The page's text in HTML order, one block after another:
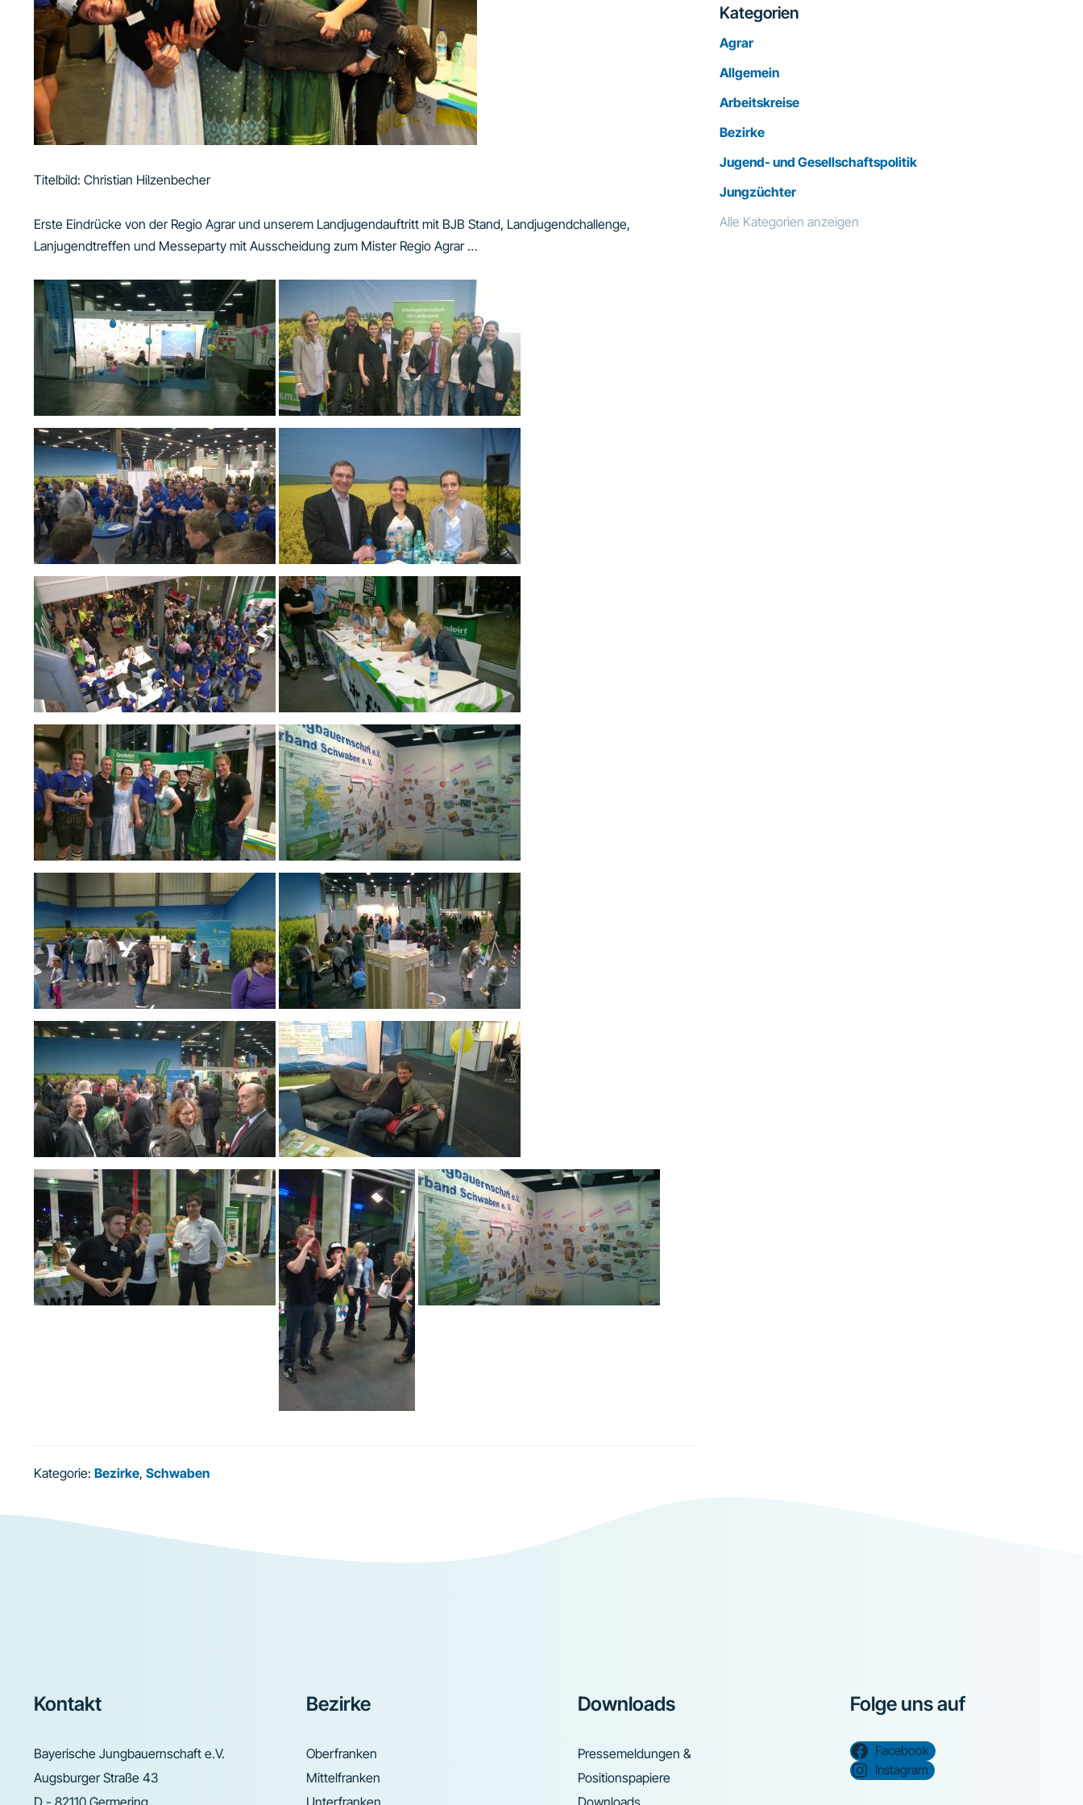
Titelbild: Christian Hilzenbecher
Erste Eindrücke von der Regio Agrar und unserem Landjugendauftritt mit BJB Stand, Landjugendchallenge,
Lanjugendtreffen und Messeparty mit Ausscheidung zum Mister Regio Agrar …
Kategorie: Bezirke, Schwaben
Kategorien
Agrar
Allgemein
Arbeitskreise
Bezirke
Jugend- und Gesellschaftspolitik
Jungzüchter
Alle Kategorien anzeigen
Footer
Kontakt
Bayerische Jungbauernschaft e.V.
Augsburger Straße 43
D - 82110 Germering
Bezirke
Oberfranken
Mittelfranken
Unterfranken
Downloads
Pressemeldungen &
Positionspapiere
Downloads
Folge uns auf
Facebook
Instagram